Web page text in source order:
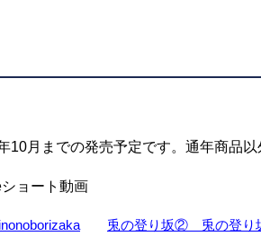
10月までの発売予定です。通年商品
ョート動画
兎の登り坂② 兎の登り